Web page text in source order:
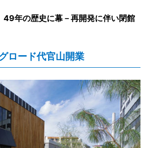
49年の歴史に幕－再開発に伴い閉館
ロード代官山開業